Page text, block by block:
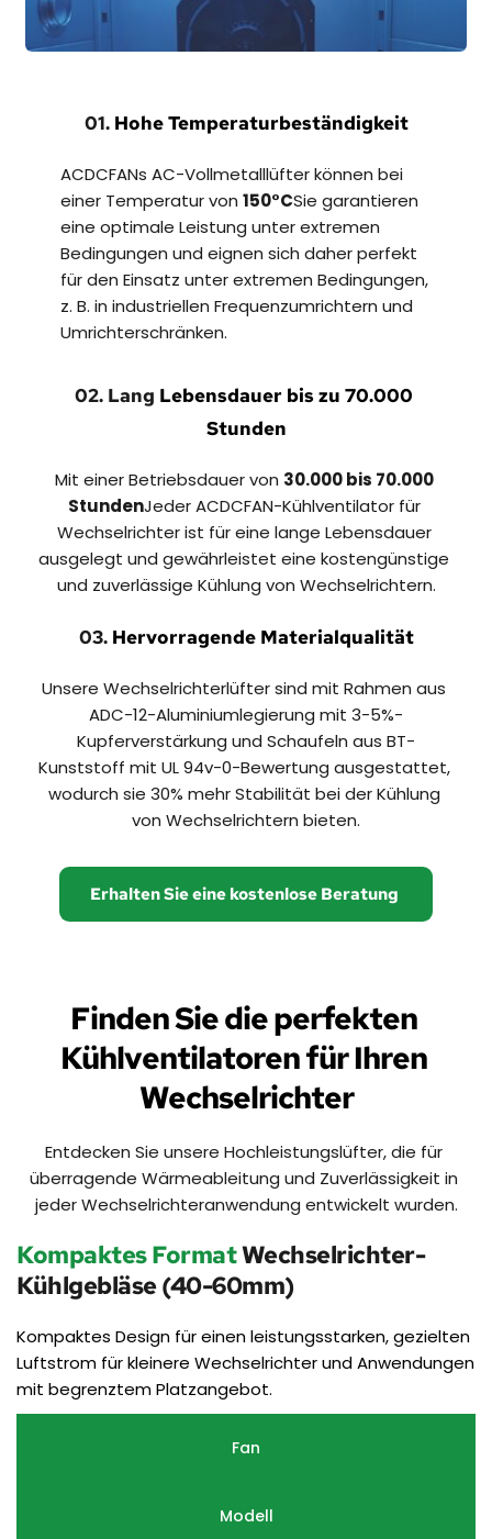
01. Hohe Temperaturbeständigkeit
ACDCFANs AC-Vollmetalllüfter können bei
einer Temperatur von 150°CSie garantieren
eine optimale Leistung unter extremen
Bedingungen und eignen sich daher perfekt
für den Einsatz unter extremen Bedingungen,
z. B. in industriellen Frequenzumrichtern und
Umrichterschränken.
02. Lang Lebensdauer bis zu 70.000
Stunden
Mit einer Betriebsdauer von 30.000 bis 70.000
StundenJeder ACDCFAN-Kühlventilator für
Wechselrichter ist für eine lange Lebensdauer
ausgelegt und gewährleistet eine kostengünstige
und zuverlässige Kühlung von Wechselrichtern.
03. Hervorragende Materialqualität
Unsere Wechselrichterlüfter sind mit Rahmen aus
ADC-12-Aluminiumlegierung mit 3-5%-
Kupferverstärkung und Schaufeln aus BT-
Kunststoff mit UL 94v-0-Bewertung ausgestattet,
wodurch sie 30% mehr Stabilität bei der Kühlung
von Wechselrichtern bieten.
Erhalten Sie eine kostenlose Beratung
Finden Sie die perfekten
Kühlventilatoren für Ihren
Wechselrichter
Entdecken Sie unsere Hochleistungslüfter, die für
überragende Wärmeableitung und Zuverlässigkeit in
jeder Wechselrichteranwendung entwickelt wurden.
Kompaktes Format Wechselrichter-
Kühlgebläse (40-60mm)
Kompaktes Design für einen leistungsstarken, gezielten
Luftstrom für kleinere Wechselrichter und Anwendungen
mit begrenztem Platzangebot.
Fan
Modell